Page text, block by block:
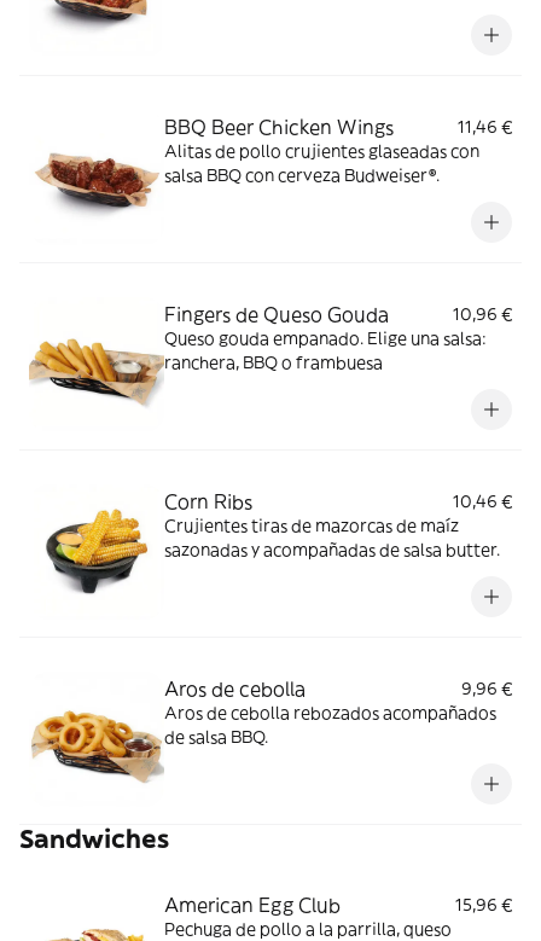
BBQ Beer Chicken Wings
11,46 €
Alitas de pollo crujientes glaseadas con
salsa BBQ con cerveza Budweiser®.
Fingers de Queso Gouda
10,96 €
Queso gouda empanado. Elige una salsa:
ranchera, BBQ o frambuesa
Corn Ribs
10,46 €
Crujientes tiras de mazorcas de maíz
sazonadas y acompañadas de salsa butter.
Aros de cebolla
9,96 €
Aros de cebolla rebozados acompañados
de salsa BBQ.
Sandwiches
American Egg Club
15,96 €
Pechuga de pollo a la parrilla, queso